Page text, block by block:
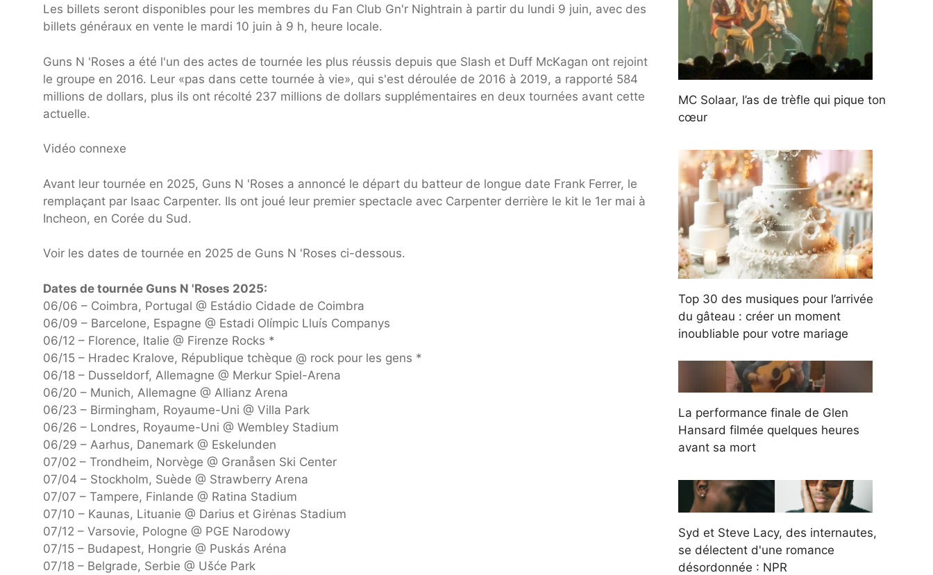
Les billets seront disponibles pour les membres du Fan Club Gn'r Nightrain à partir du lundi 9 juin, avec des
billets généraux en vente le mardi 10 juin à 9 h, heure locale.
Guns N 'Roses a été l'un des actes de tournée les plus réussis depuis que Slash et Duff McKagan ont rejoint
le groupe en 2016. Leur «pas dans cette tournée à vie», qui s'est déroulée de 2016 à 2019, a rapporté 584
millions de dollars, plus ils ont récolté 237 millions de dollars supplémentaires en deux tournées avant cette
actuelle.
Vidéo connexe
Avant leur tournée en 2025, Guns N 'Roses a annoncé le départ du batteur de longue date Frank Ferrer, le
remplaçant par Isaac Carpenter. Ils ont joué leur premier spectacle avec Carpenter derrière le kit le 1er mai à
Incheon, en Corée du Sud.
Voir les dates de tournée en 2025 de Guns N 'Roses ci-dessous.
Dates de tournée Guns N 'Roses 2025:
06/06 – Coimbra, Portugal @ Estádio Cidade de Coimbra
06/09 – Barcelone, Espagne @ Estadi Olímpic Lluís Companys
06/12 – Florence, Italie @ Firenze Rocks *
06/15 – Hradec Kralove, République tchèque @ rock pour les gens *
06/18 – Dusseldorf, Allemagne @ Merkur Spiel-Arena
06/20 – Munich, Allemagne @ Allianz Arena
06/23 – Birmingham, Royaume-Uni @ Villa Park
06/26 – Londres, Royaume-Uni @ Wembley Stadium
06/29 – Aarhus, Danemark @ Eskelunden
07/02 – Trondheim, Norvège @ Granåsen Ski Center
07/04 – Stockholm, Suède @ Strawberry Arena
07/07 – Tampere, Finlande @ Ratina Stadium
07/10 – Kaunas, Lituanie @ Darius et Girėnas Stadium
07/12 – Varsovie, Pologne @ PGE Narodowy
07/15 – Budapest, Hongrie @ Puskás Aréna
07/18 – Belgrade, Serbie @ Ušće Park
MC Solaar, l’as de trèfle qui pique ton
cœur
Top 30 des musiques pour l’arrivée
du gâteau : créer un moment
inoubliable pour votre mariage
La performance finale de Glen
Hansard filmée quelques heures
avant sa mort
Syd et Steve Lacy, des internautes,
se délectent d'une romance
désordonnée : NPR